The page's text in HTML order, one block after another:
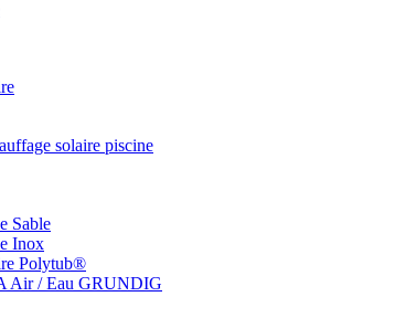
solaire piscine
Sable
Inox
Polytub®
Air / Eau GRUNDIG